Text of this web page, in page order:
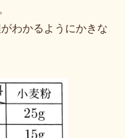
わかるようにかきな